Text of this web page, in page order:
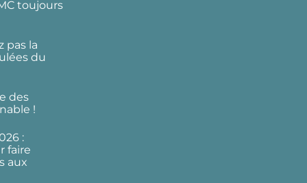
toujours
pas la
du
des
!
:
faire
aux